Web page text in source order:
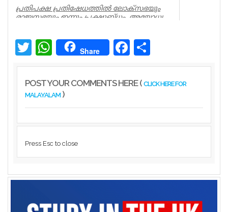
പ്രതിപക്ഷ പ്രതിഷേധത്തിൽ ലോക്സഭയും
രാജ്യസഭയും ഇന്നും പ്രക്ഷുബ്ധം. അയോധ്യ
Latest News
Twitter WhatsAppShare Facebook
POST YOUR COMMENTS HERE ( CLICK HERE FOR
MALAYALAM)
Press Esc to close